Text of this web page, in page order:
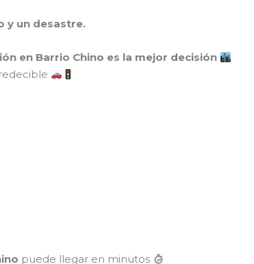
y un desastre.
en Barrio Chino es la mejor decisión
puede llegar en minutos